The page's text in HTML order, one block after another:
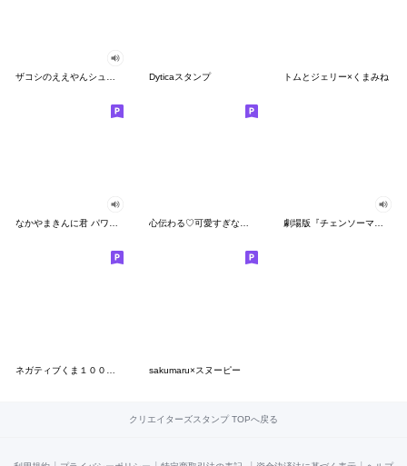
Dyticaスタンプ トムとジェリー×くまみね
なかやまきんに君 パワー!!スタンプ 心伝わる♡可愛すぎない大人の長文スタンプ 劇場版『チェンソーマン レゼ篇』
sakumaru×スヌーピー
クリエイターズスタンプ TOPへ戻る